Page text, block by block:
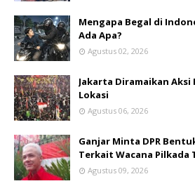
Mengapa Begal di
Ada Apa?
Agustus 02, 2026
Jakarta Diramaikan Aksi
Lokasi
Agustus 06, 2026
Ganjar Minta DPR
Terkait Wacana Pilkada
Agustus 09, 2026